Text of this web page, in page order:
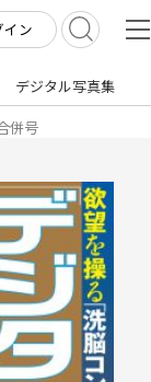
イン
デジタル写真集
併号